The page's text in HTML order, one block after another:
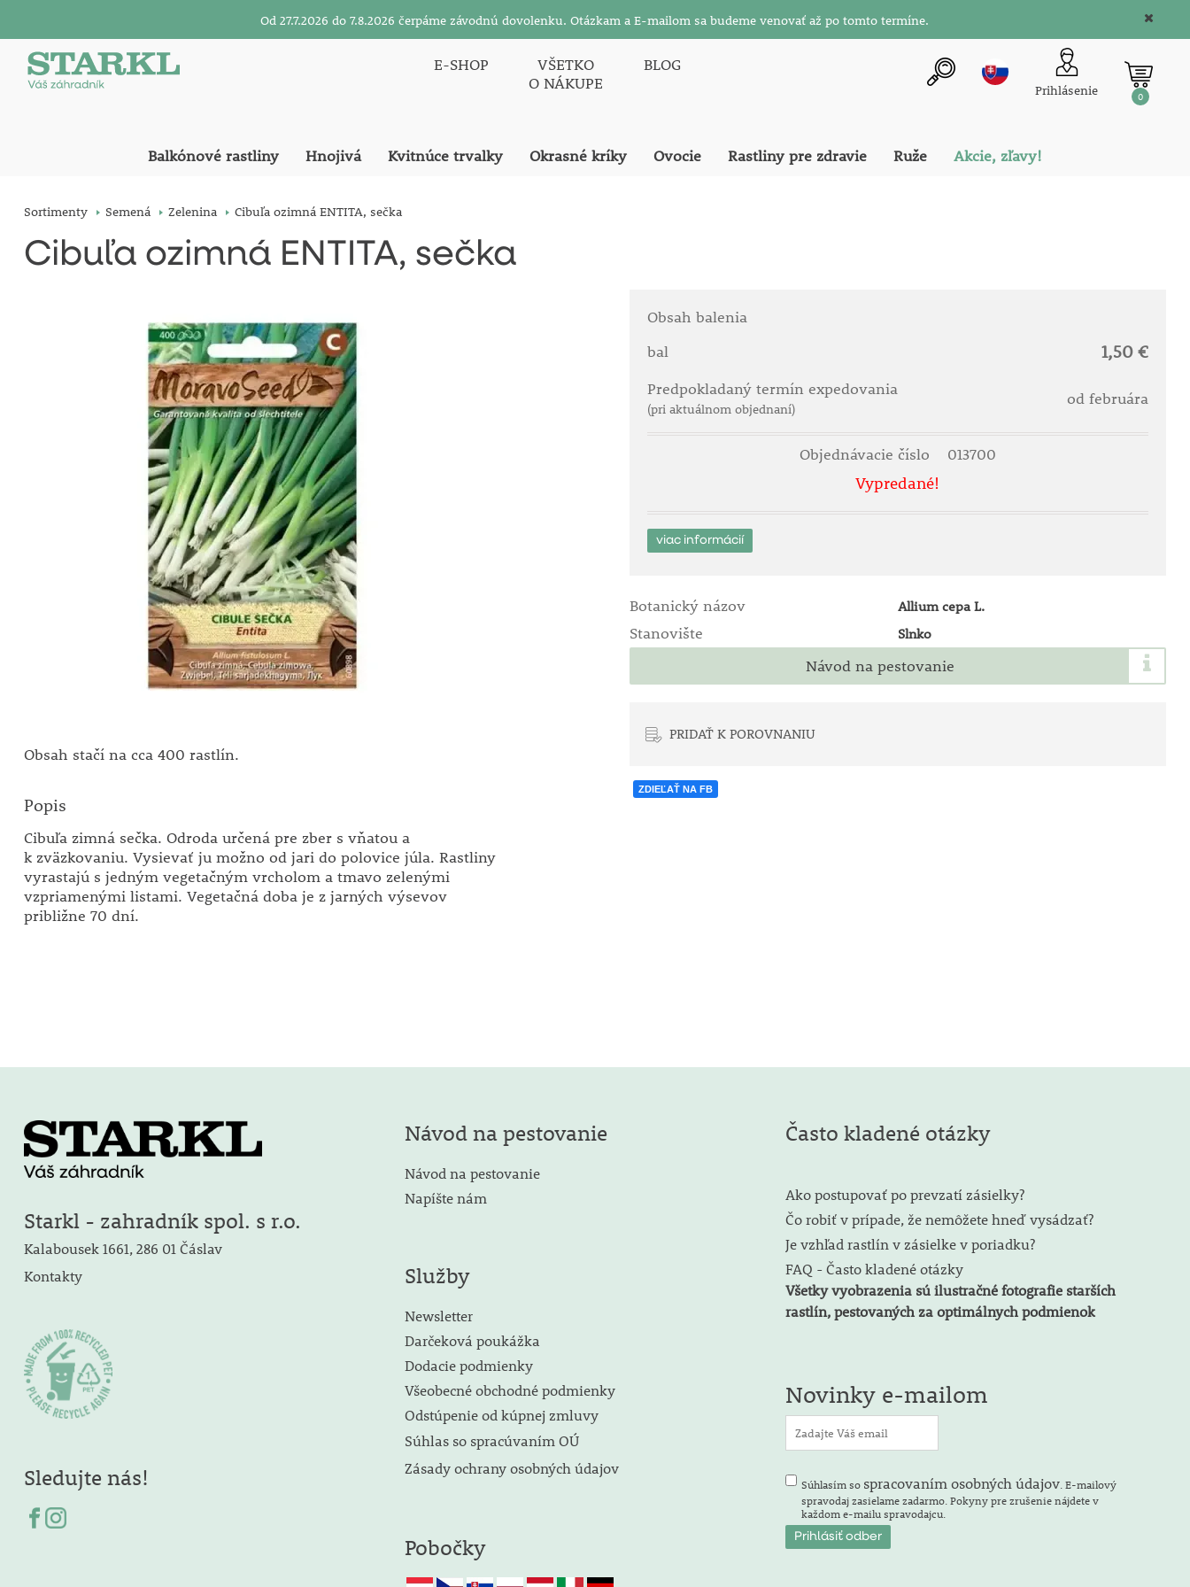
Od 27.7.2026 do 7.8.2026 čerpáme závodnú dovolenku. Otázkam a E-mailom sa budeme venovať až po tomto termíne.
E-SHOP
VŠETKO
O NÁKUPE
BLOG
Prihlásenie 0
Balkónové rastliny Hnojivá Kvitnúce trvalky Okrasné kríky Ovocie Rastliny pre zdravie Ruže Akcie, zľavy!
Sortimenty Semená Zelenina Cibuľa ozimná ENTITA, sečka
Cibuľa ozimná ENTITA, sečka
Obsah stačí na cca 400 rastlín.
Popis
Cibuľa zimná sečka. Odroda určená pre zber s vňatou a
k zväzkovaniu. Vysievať ju možno od jari do polovice júla. Rastliny
vyrastajú s jedným vegetačným vrcholom a tmavo zelenými
vzpriamenými listami. Vegetačná doba je z jarných výsevov
približne 70 dní.
Obsah balenia
bal
1,50 €
Predpokladaný termín expedovania
(pri aktuálnom objednaní)
od februára
Objednávacie číslo 013700
Vypredané!
viac informácií
Botanický názov Allium cepa L.
Stanovište Slnko
Návod na pestovanie
PRIDAŤ K POROVNANIU
ZDIEĽAŤ NA FB
Starkl - zahradník spol. s r.o.
Kalabousek 1661, 286 01 Čáslav
Kontakty
Sledujte nás!
Návod na pestovanie
Návod na pestovanie
Napíšte nám
Služby
Newsletter
Darčeková poukážka
Dodacie podmienky
Všeobecné obchodné podmienky
Odstúpenie od kúpnej zmluvy
Súhlas so spracúvaním OÚ
Zásady ochrany osobných údajov
Pobočky
Často kladené otázky
Ako postupovať po prevzatí zásielky?
Čo robiť v prípade, že nemôžete hneď vysádzať?
Je vzhľad rastlín v zásielke v poriadku?
FAQ - Často kladené otázky
Všetky vyobrazenia sú ilustračné fotografie starších
rastlín, pestovaných za optimálnych podmienok
Novinky e-mailom
Súhlasím so spracovaním osobných údajov . E-mailový
spravodaj zasielame zadarmo. Pokyny pre zrušenie nájdete v
každom e-mailu spravodajcu.